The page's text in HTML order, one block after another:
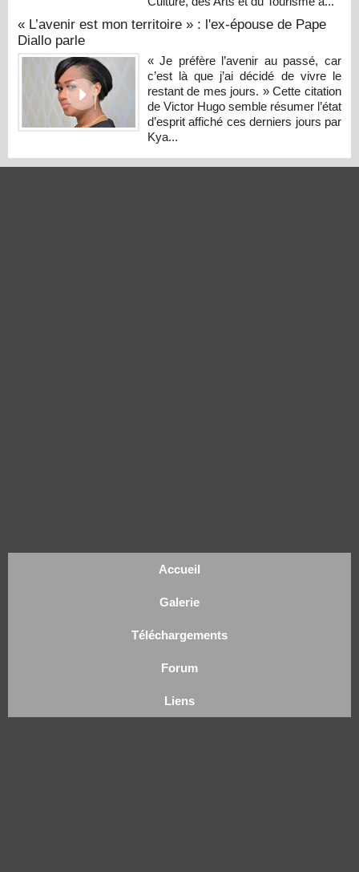
« L’avenir est mon territoire » : l'ex-épouse de Pape
Diallo parle
« Je préfère l’avenir au passé, car
c’est là que j’ai décidé de vivre le
restant de mes jours. » Cette citation
de Victor Hugo semble résumer l’état
d’esprit affiché ces derniers jours par
Kya...
Accueil
Galerie
Téléchargements
Forum
Liens